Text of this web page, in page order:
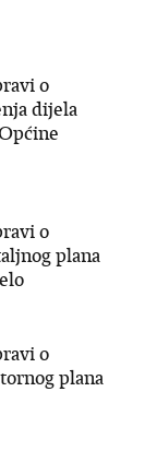
o
dijela
o
plana
o
plana